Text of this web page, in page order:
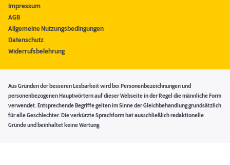
Impressum
AGB
Allgemeine Nutzungsbedingungen
Datenschutz
Widerrufsbelehrung
Aus Gründen der besseren Lesbarkeit wird bei Personenbezeichnungen und
personenbezogenen Hauptwörtern auf dieser Webseite in der Regel die männliche Form
verwendet. Entsprechende Begriffe gelten im Sinne der Gleichbehandlung grundsätzlich
für alle Geschlechter. Die verkürzte Sprachform hat ausschließlich redaktionelle
Gründe und beinhaltet keine Wertung.